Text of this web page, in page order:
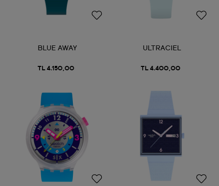
BLUE AWAY
TL 4.150,00
ULTRACIEL
TL 4.400,00